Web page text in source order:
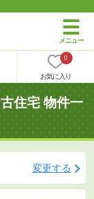
0
お気に入り
住宅 物件一
変更する